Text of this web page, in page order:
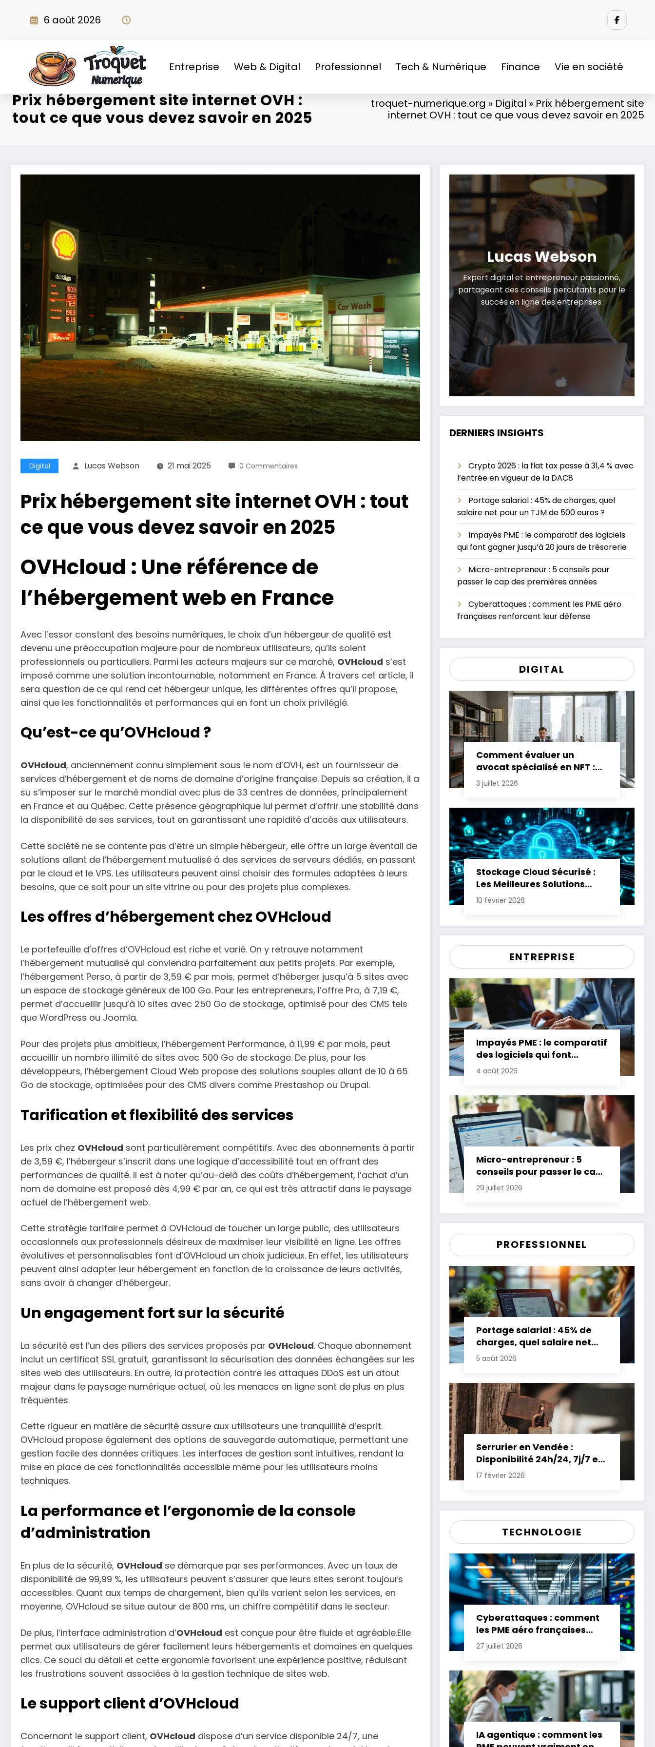
6 août 2026
Entreprise Web & Digital Professionnel Tech & Numérique Finance Vie en société
Prix hébergement site internet OVH :
tout ce que vous devez savoir en 2025
troquet-numerique.org » Digital » Prix hébergement site
internet OVH : tout ce que vous devez savoir en 2025
Digital Lucas Webson 21 mai 2025 0 Commentaires
Prix hébergement site internet OVH : tout
ce que vous devez savoir en 2025
OVHcloud : Une référence de
l’hébergement web en France
Avec l’essor constant des besoins numériques, le choix d’un hébergeur de qualité est
devenu une préoccupation majeure pour de nombreux utilisateurs, qu’ils soient
professionnels ou particuliers. Parmi les acteurs majeurs sur ce marché, OVHcloud s’est
imposé comme une solution incontournable, notamment en France. À travers cet article, il
sera question de ce qui rend cet hébergeur unique, les différentes offres qu’il propose,
ainsi que les fonctionnalités et performances qui en font un choix privilégié.
Qu’est-ce qu’OVHcloud ?
OVHcloud, anciennement connu simplement sous le nom d’OVH, est un fournisseur de
services d’hébergement et de noms de domaine d’origine française. Depuis sa création, il a
su s’imposer sur le marché mondial avec plus de 33 centres de données, principalement
en France et au Québec. Cette présence géographique lui permet d’offrir une stabilité dans
la disponibilité de ses services, tout en garantissant une rapidité d’accès aux utilisateurs.
Cette société ne se contente pas d’être un simple hébergeur, elle offre un large éventail de
solutions allant de l’hébergement mutualisé à des services de serveurs dédiés, en passant
par le cloud et le VPS. Les utilisateurs peuvent ainsi choisir des formules adaptées à leurs
besoins, que ce soit pour un site vitrine ou pour des projets plus complexes.
Les offres d’hébergement chez OVHcloud
Le portefeuille d’offres d’OVHcloud est riche et varié. On y retrouve notamment
l’hébergement mutualisé qui conviendra parfaitement aux petits projets. Par exemple,
l’hébergement Perso, à partir de 3,59 € par mois, permet d’héberger jusqu’à 5 sites avec
un espace de stockage généreux de 100 Go. Pour les entrepreneurs, l’offre Pro, à 7,19 €,
permet d’accueillir jusqu’à 10 sites avec 250 Go de stockage, optimisé pour des CMS tels
que WordPress ou Joomla.
Pour des projets plus ambitieux, l’hébergement Performance, à 11,99 € par mois, peut
accueillir un nombre illimité de sites avec 500 Go de stockage. De plus, pour les
développeurs, l’hébergement Cloud Web propose des solutions souples allant de 10 à 65
Go de stockage, optimisées pour des CMS divers comme Prestashop ou Drupal.
Tarification et flexibilité des services
Les prix chez OVHcloud sont particulièrement compétitifs. Avec des abonnements à partir
de 3,59 €, l’hébergeur s’inscrit dans une logique d’accessibilité tout en offrant des
performances de qualité. Il est à noter qu’au-delà des coûts d’hébergement, l’achat d’un
nom de domaine est proposé dès 4,99 € par an, ce qui est très attractif dans le paysage
actuel de l’hébergement web.
Cette stratégie tarifaire permet à OVHcloud de toucher un large public, des utilisateurs
occasionnels aux professionnels désireux de maximiser leur visibilité en ligne. Les offres
évolutives et personnalisables font d’OVHcloud un choix judicieux. En effet, les utilisateurs
peuvent ainsi adapter leur hébergement en fonction de la croissance de leurs activités,
sans avoir à changer d’hébergeur.
Un engagement fort sur la sécurité
La sécurité est l’un des piliers des services proposés par OVHcloud. Chaque abonnement
inclut un certificat SSL gratuit, garantissant la sécurisation des données échangées sur les
sites web des utilisateurs. En outre, la protection contre les attaques DDoS est un atout
majeur dans le paysage numérique actuel, où les menaces en ligne sont de plus en plus
fréquentes.
Cette rigueur en matière de sécurité assure aux utilisateurs une tranquillité d’esprit.
OVHcloud propose également des options de sauvegarde automatique, permettant une
gestion facile des données critiques. Les interfaces de gestion sont intuitives, rendant la
mise en place de ces fonctionnalités accessible même pour les utilisateurs moins
techniques.
La performance et l’ergonomie de la console
d’administration
En plus de la sécurité, OVHcloud se démarque par ses performances. Avec un taux de
disponibilité de 99,99 %, les utilisateurs peuvent s’assurer que leurs sites seront toujours
accessibles. Quant aux temps de chargement, bien qu’ils varient selon les services, en
moyenne, OVHcloud se situe autour de 800 ms, un chiffre compétitif dans le secteur.
De plus, l’interface administration d’OVHcloud est conçue pour être fluide et agréable.Elle
permet aux utilisateurs de gérer facilement leurs hébergements et domaines en quelques
clics. Ce souci du détail et cette ergonomie favorisent une expérience positive, réduisant
les frustrations souvent associées à la gestion technique de sites web.
Le support client d’OVHcloud
Concernant le support client, OVHcloud dispose d’un service disponible 24/7, une
Lucas Webson
Expert digital et entrepreneur passionné,
partageant des conseils percutants pour le
succès en ligne des entreprises.
DERNIERS INSIGHTS
Crypto 2026 : la flat tax passe à 31,4 % avec
l’entrée en vigueur de la DAC8
Portage salarial : 45% de charges, quel
salaire net pour un TJM de 500 euros ?
Impayés PME : le comparatif des logiciels
qui font gagner jusqu’à 20 jours de trésorerie
Micro-entrepreneur : 5 conseils pour
passer le cap des premières années
Cyberattaques : comment les PME aéro
françaises renforcent leur défense
DIGITAL
Comment évaluer un
avocat spécialisé en NFT :
critères essentiels
3 juillet 2026
Stockage Cloud Sécurisé :
Les Meilleures Solutions
pour Protéger Vos Données
10 février 2026
ENTREPRISE
Impayés PME : le comparatif
des logiciels qui font
gagner jusqu’à 20 jours de
4 août 2026
Micro-entrepreneur : 5
conseils pour passer le cap
des premières années
29 juillet 2026
PROFESSIONNEL
Portage salarial : 45% de
charges, quel salaire net
pour un TJM de 500 euros ?
5 août 2026
Serrurier en Vendée :
Disponibilité 24h/24, 7j/7 et
Tarifs Clairs pour une
17 février 2026
TECHNOLOGIE
Cyberattaques : comment
les PME aéro françaises
renforcent leur défense
27 juillet 2026
IA agentique : comment les